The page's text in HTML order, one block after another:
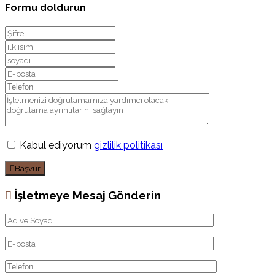
Formu doldurun
Kabul ediyorum gizlilik politikası
Başvur
İşletmeye Mesaj Gönderin